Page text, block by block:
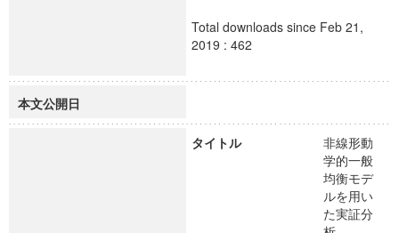
Total downloads since Feb 21,
2019 : 462
本文公開日
タイトル
非線形動
学的一般
均衡モデ
ルを用い
た実証分